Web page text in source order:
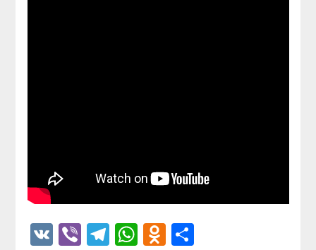
VKViberTelegram
WhatsApp
Odnoklassniki
Отправить